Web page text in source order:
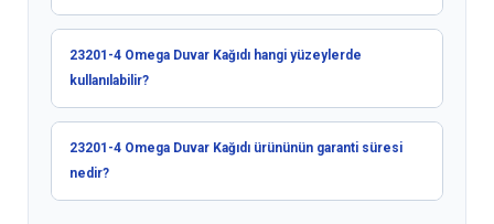
23201-4 Omega Duvar Kağıdı hangi yüzeylerde
kullanılabilir?
23201-4 Omega Duvar Kağıdı ürününün garanti süresi
nedir?